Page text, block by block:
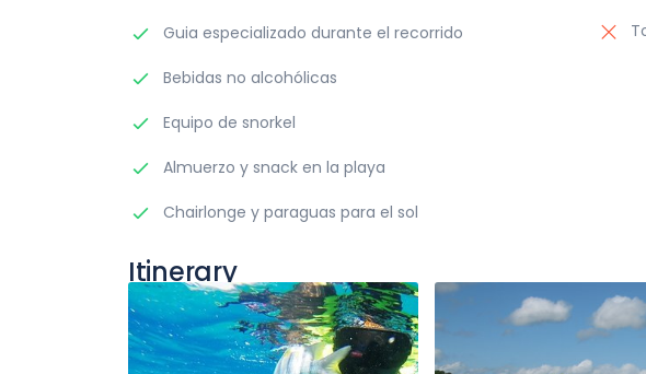
Guia especializado durante el recorrido
Bebidas no alcohólicas
Equipo de snorkel
Almuerzo y snack en la playa
Chairlonge y paraguas para el sol
Itinerary